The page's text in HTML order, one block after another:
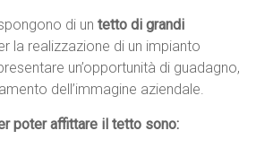
di untetto di grandi
la realizzazione di un impianto
un’opportunità di guadagno,
dell’immagine aziendale.
poter affittare il tetto sono: